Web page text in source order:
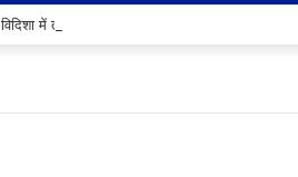
विदिशा में तहसीलदार-नायब तहसीलदारों के प्रभार